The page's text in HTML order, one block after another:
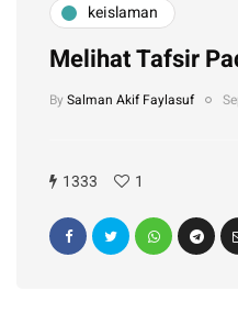
keislaman
Melihat Tafsir
By Salman Akif Faylasuf
1333 1